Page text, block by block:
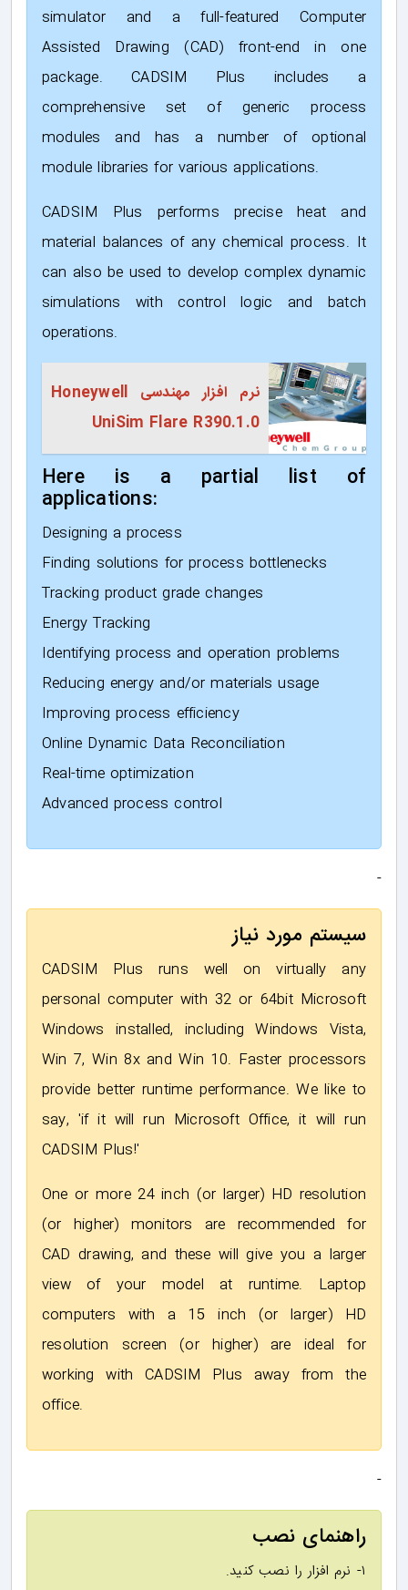
simulator and a full-featured Computer
Assisted Drawing (CAD) front-end in one
package. CADSIM Plus includes a
comprehensive set of generic process
modules and has a number of optional
module libraries for various applications.
CADSIM Plus performs precise heat and
material balances of any chemical process. It
can also be used to develop complex dynamic
simulations with control logic and batch
operations.
نرم افزار مهندسی Honeywell
UniSim Flare R390.1.0
Here is a partial list of
applications:
Designing a process
Finding solutions for process bottlenecks
Tracking product grade changes
Energy Tracking
Identifying process and operation problems
Reducing energy and/or materials usage
Improving process efficiency
Online Dynamic Data Reconciliation
Real-time optimization
Advanced process control
-
سیستم مورد نیاز
CADSIM Plus runs well on virtually any
personal computer with 32 or 64bit Microsoft
Windows installed, including Windows Vista,
Win 7, Win 8x and Win 10. Faster processors
provide better runtime performance. We like to
say, 'if it will run Microsoft Office, it will run
CADSIM Plus!'
One or more 24 inch (or larger) HD resolution
(or higher) monitors are recommended for
CAD drawing, and these will give you a larger
view of your model at runtime. Laptop
computers with a 15 inch (or larger) HD
resolution screen (or higher) are ideal for
working with CADSIM Plus away from the
office.
-
راهنمای نصب
۱- نرم افزار را نصب کنید.